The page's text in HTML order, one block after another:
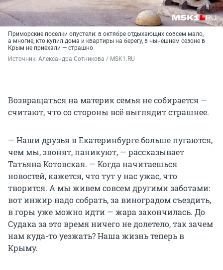
Приморские поселки опустели: в октябре отдыхающих совсем мало,
а многие, кто купил дома и квартиры на берегу, в нынешнем сезоне в
Крым не приехали — страшно
Источник: Александра Сотникова / MSK1.RU
Возвращаться на материк семья не собирается —
считают, что со стороны всё выглядит страшнее.
— Наши друзья в Екатеринбурге больше пугаются,
чем мы, звонят, паникуют, — рассказывает
Татьяна Котовская. — Когда начитаешься
новостей, кажется, что тут у нас ужас, что
творится. А мы живем совсем другими заботами:
вот инжир надо собрать, за виноградом съездить,
в горы уже можно идти — жара закончилась. До
Судака за это время ничего не долетело, так зачем
нам куда-то уезжать? Наша жизнь теперь в
Крыму.